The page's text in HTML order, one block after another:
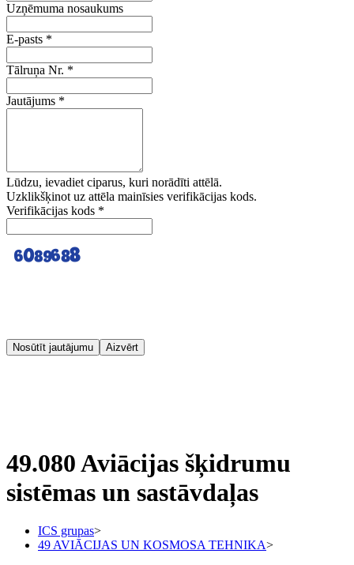
Uzņēmuma nosaukums
E-pasts *
Tālruņa Nr. *
Jautājums *
Lūdzu, ievadiet ciparus, kuri norādīti attēlā.
Uzklikšķinot uz attēla mainīsies verifikācijas kods.
Verifikācijas kods *
Nosūtīt jautājumu Aizvērt
49.080 Aviācijas šķidrumu
sistēmas un sastāvdaļas
ICS grupas>
49 AVIĀCIJAS UN KOSMOSA TEHNIKA>